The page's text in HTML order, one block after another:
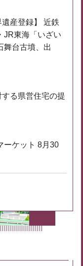
遺産登録】 近鉄
JR東海「いざい
舞台古墳、出
る県営住宅の提
ーケット 8月30